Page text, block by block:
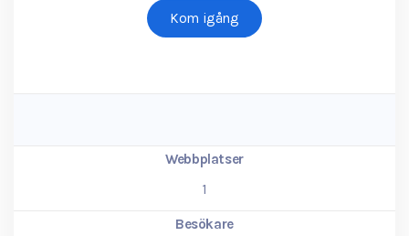
Kom igång
Webbplatser
1
Besökare